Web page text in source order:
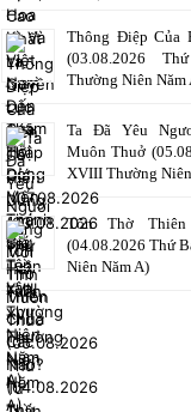
Thông Điệp Của
(03.08.2026
Thường Niên Năm
Ta Đã Yêu
Muôn Thuở
XVIII Thường
Tôn Thờ
(04.08.2026 Thứ
Niên Năm A)